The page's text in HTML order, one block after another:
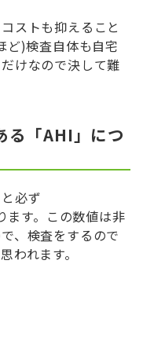
ストも抑えること
ど)検査自体も自宅
けなので決して難
る「AHI」につ
必ず
ます。この数値は非
、検査をするので
われます。